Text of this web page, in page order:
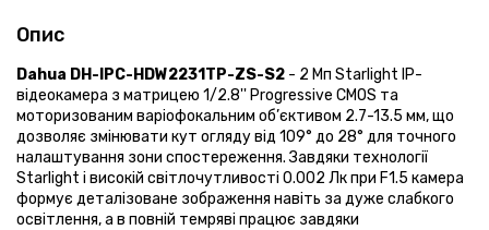
Опис
Dahua DH-IPC-HDW2231TP-ZS-S2 - 2 Мп Starlight IP-
відеокамера з матрицею 1/2.8'' Progressive CMOS та
моторизованим варіофокальним об’єктивом 2.7-13.5 мм, що
дозволяє змінювати кут огляду від 109° до 28° для точного
налаштування зони спостереження. Завдяки технології
Starlight і високій світлочутливості 0.002 Лк при F1.5 камера
формує деталізоване зображення навіть за дуже слабкого
освітлення, а в повній темряві працює завдяки